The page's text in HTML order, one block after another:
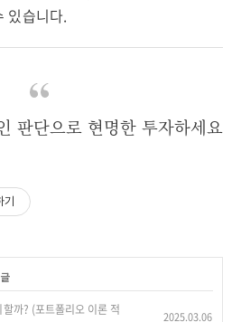
있습니다.
판단으로 현명한 투자하세요
까? (포트폴리오 이론 적
2025.03.06